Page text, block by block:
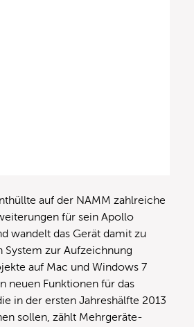
auf der NAMM zahlreiche
für sein Apollo
wandelt das Gerät damit zu
System zur Aufzeichnung
auf Mac und Windows 7
neuen Funktionen für das
in der ersten Jahreshälfte 2013
sollen, zählt Mehrgeräte-